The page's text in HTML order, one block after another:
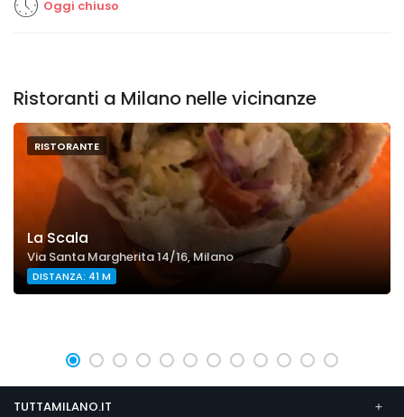
Oggi chiuso
Ristoranti a Milano nelle vicinanze
RISTORANTE
La Scala
Via Santa Margherita 14/16, Milano
DISTANZA: 41 M
TUTTAMILANO.IT